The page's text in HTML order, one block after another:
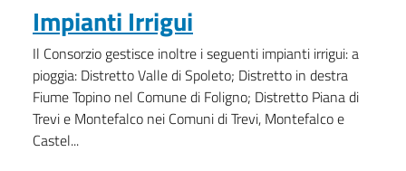
Impianti Irrigui
Il Consorzio gestisce inoltre i seguenti impianti irrigui: a
pioggia: Distretto Valle di Spoleto; Distretto in destra
Fiume Topino nel Comune di Foligno; Distretto Piana di
Trevi e Montefalco nei Comuni di Trevi, Montefalco e
Castel...